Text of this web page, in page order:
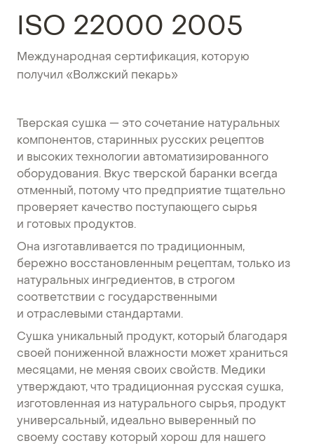
ISO 22000 2005
Международная сертификация, которую
получил «Волжский пекарь»
Тверская сушка — это сочетание натуральных
компонентов, старинных русских рецептов
и высоких технологии автоматизированного
оборудования. Вкус тверской баранки всегда
отменный, потому что предприятие тщательно
проверяет качество поступающего сырья
и готовых продуктов.
Она изготавливается по традиционным,
бережно восстановленным рецептам, только из
натуральных ингредиентов, в строгом
соответствии с государственными
и отраслевыми стандартами.
Сушка уникальный продукт, который благодаря
своей пониженной влажности может храниться
месяцами, не меняя своих свойств. Медики
утверждают, что традиционная русская сушка,
изготовленная из натурального сырья, продукт
универсальный, идеально выверенный по
своему составу который хорош для нашего